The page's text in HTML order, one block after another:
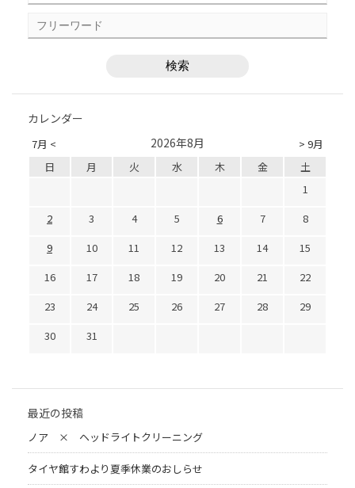
カレンダー
7月 < > 9月
2026年8月
日 月 火 水 木 金
土
1
2
3 4 5 6 7
8
9
10 11 12 13 14
15
16
17 18 19 20 21
22
23
24 25 26 27 28
29
30
31
最近の投稿
ノア × ヘッドライトクリーニング
タイヤ館すわより夏季休業のおしらせ